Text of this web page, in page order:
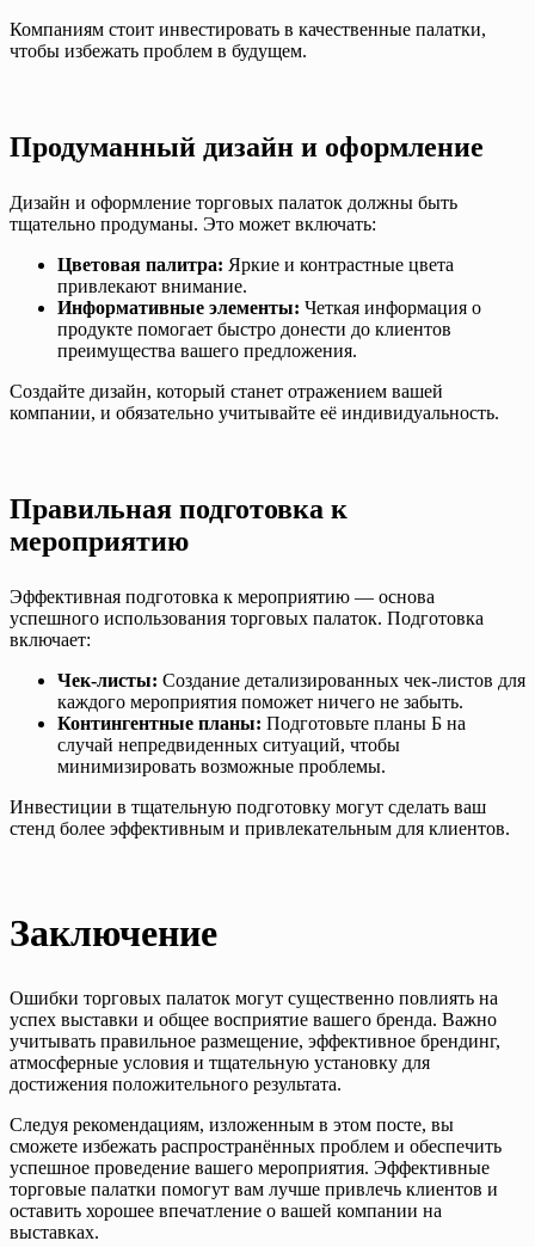
Компаниям стоит инвестировать в качественные палатки,
чтобы избежать проблем в будущем.
Продуманный дизайн и оформление
Дизайн и оформление торговых палаток должны быть
тщательно продуманы. Это может включать:
Цветовая палитра: Яркие и контрастные цвета
привлекают внимание.
Информативные элементы: Четкая информация о
продукте помогает быстро донести до клиентов
преимущества вашего предложения.
Создайте дизайн, который станет отражением вашей
компании, и обязательно учитывайте её индивидуальность.
Правильная подготовка к
мероприятию
Эффективная подготовка к мероприятию — основа
успешного использования торговых палаток. Подготовка
включает:
Чек-листы: Создание детализированных чек-листов для
каждого мероприятия поможет ничего не забыть.
Контингентные планы: Подготовьте планы Б на
случай непредвиденных ситуаций, чтобы
минимизировать возможные проблемы.
Инвестиции в тщательную подготовку могут сделать ваш
стенд более эффективным и привлекательным для клиентов.
Заключение
Ошибки торговых палаток могут существенно повлиять на
успех выставки и общее восприятие вашего бренда. Важно
учитывать правильное размещение, эффективное брендинг,
атмосферные условия и тщательную установку для
достижения положительного результата.
Следуя рекомендациям, изложенным в этом посте, вы
сможете избежать распространённых проблем и обеспечить
успешное проведение вашего мероприятия. Эффективные
торговые палатки помогут вам лучше привлечь клиентов и
оставить хорошее впечатление о вашей компании на
выставках.